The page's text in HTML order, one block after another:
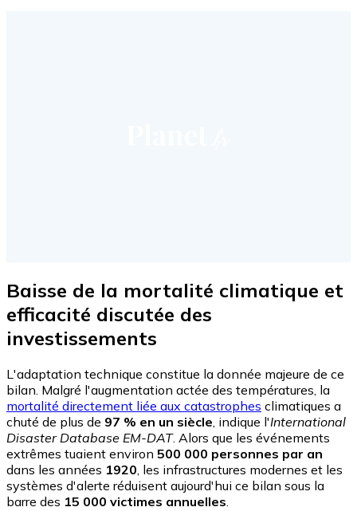
Baisse de la mortalité climatique et
efficacité discutée des
investissements
L'adaptation technique constitue la donnée majeure de ce
bilan. Malgré l'augmentation actée des températures, la
mortalité directement liée aux catastrophes climatiques a
chuté de plus de 97 % en un siècle, indique l'International
Disaster Database EM-DAT. Alors que les événements
extrêmes tuaient environ 500 000 personnes par an
dans les années 1920, les infrastructures modernes et les
systèmes d'alerte réduisent aujourd'hui ce bilan sous la
barre des 15 000 victimes annuelles.